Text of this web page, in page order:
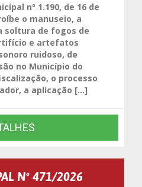
nº 1.190, de 16 de
o manuseio, a
soltura de fogos de
e artefatos
ruidoso, de
no Município do
o processo
a aplicação […]
Nº 471/2026